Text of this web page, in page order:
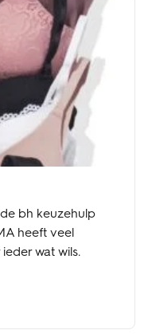
bh keuzehulp
heeft veel
wat wils.